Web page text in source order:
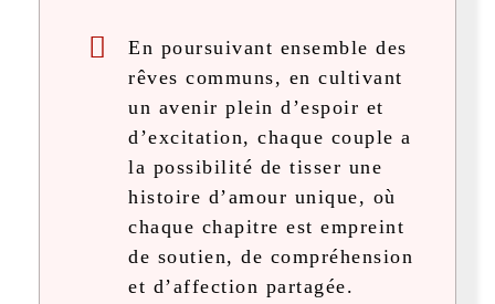
En poursuivant ensemble des
rêves communs, en cultivant
un avenir plein d’espoir et
d’excitation, chaque couple a
la possibilité de tisser une
histoire d’amour unique, où
chaque chapitre est empreint
de soutien, de compréhension
et d’affection partagée.